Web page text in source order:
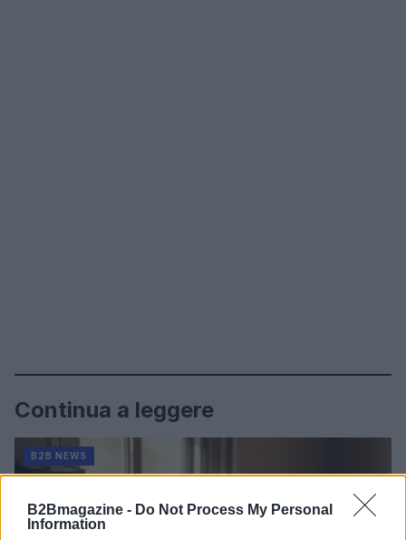
B2Bmagazine - Do Not Process My Personal
Information
Continua a leggere
B2B NEWS